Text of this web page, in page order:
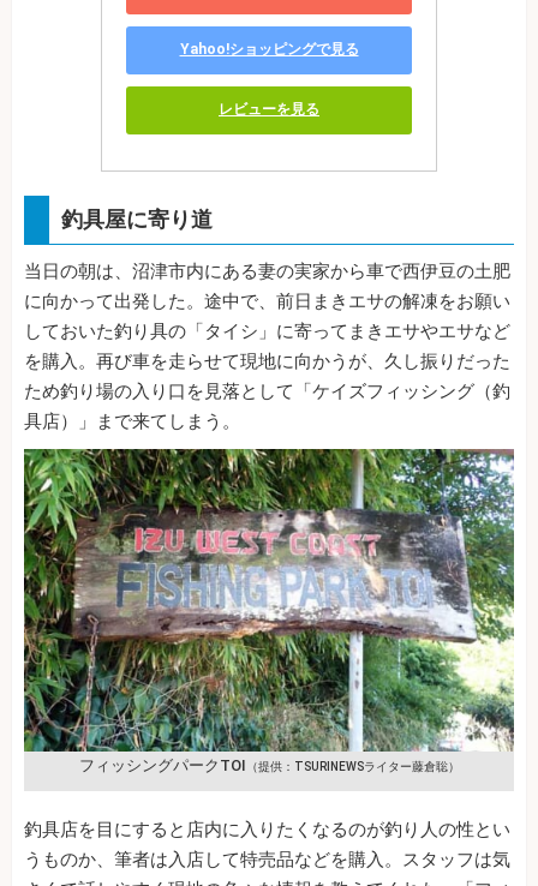
Yahoo!ショッピングで見る
レビューを見る
釣具屋に寄り道
当日の朝は、沼津市内にある妻の実家から車で西伊豆の土肥
に向かって出発した。途中で、前日まきエサの解凍をお願い
しておいた釣り具の「タイシ」に寄ってまきエサやエサなど
を購入。再び車を走らせて現地に向かうが、久し振りだった
ため釣り場の入り口を見落として「ケイズフィッシング（釣
具店）」まで来てしまう。
フィッシングパークTOI （提供：TSURINEWSライター藤倉聡）
釣具店を目にすると店内に入りたくなるのが釣り人の性とい
うものか、筆者は入店して特売品などを購入。スタッフは気